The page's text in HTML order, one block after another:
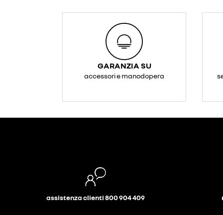
GARANZIA SU
accessori e manodopera
assistenza clienti 800 904 409